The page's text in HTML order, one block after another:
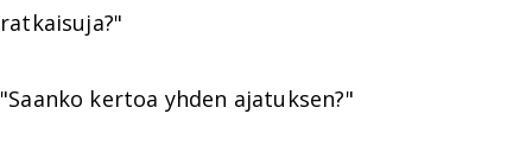
ratkaisuja?"
"Saanko kertoa yhden ajatuksen?"